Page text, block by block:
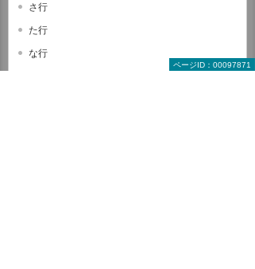
ページID：00097871
さ行
た行
な行